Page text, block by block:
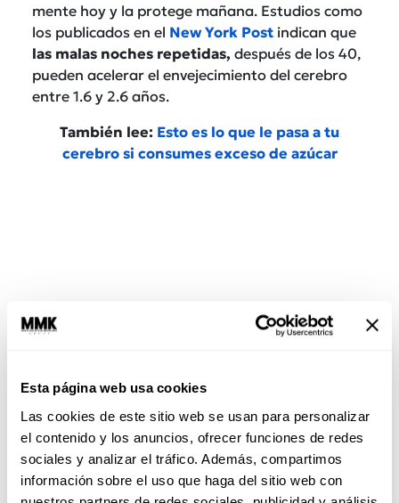
Esta página web usa cookies
Las cookies de este sitio web se usan para personalizar
el contenido y los anuncios, ofrecer funciones de redes
sociales y analizar el tráfico. Además, compartimos
información sobre el uso que haga del sitio web con
mente hoy y la protege mañana. Estudios como
los publicados en el New York Post indican que
las malas noches repetidas, después de los 40,
pueden acelerar el envejecimiento del cerebro
entre 1.6 y 2.6 años.
También lee: Esto es lo que le pasa a tu
cerebro si consumes exceso de azúcar
4. Entrena tu cerebro
Leer, aprender idiomas, tocar un instrumento,
jugar, socializar: todo suma para hacerle